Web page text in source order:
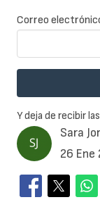
Sara
26 Ene
Correo
Y deja de recibir